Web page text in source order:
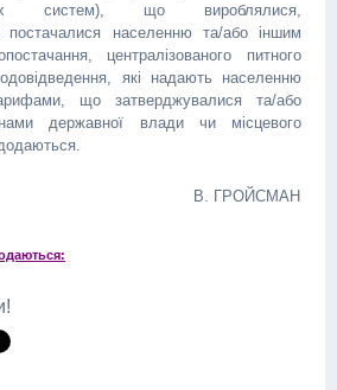
систем), що вироблялися,
постачалися населенню та/або іншим
централізованого питного
які надають населенню
що затверджувалися та/або
державної влади чи місцевого
В. ГРОЙСМАН